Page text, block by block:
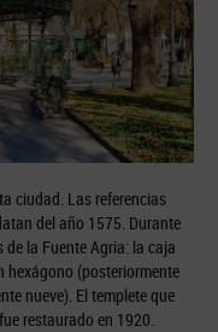
ciudad. Las referencias
del año 1575. Durante
la Fuente Agria: la caja
hexágono (posteriormente
nueve). El templete que
restaurado en 1920.